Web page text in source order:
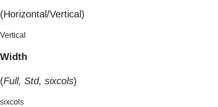
(Horizontal/Vertical)
Vertical
Width
(Full, Std, sixcols)
sixcols